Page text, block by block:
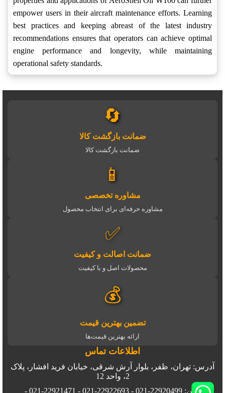
empower users in their aircraft maintenance efforts. Learning
best practices and keeping abreast of the latest industry
recommendations ensures that operators can achieve optimal
engine performance and longevity, while maintaining
operational safety standards.
🔄
ضمانت بازگشت کالا
ضمانت بازگشت کالا
📱
مشاوره تخصصی
مشاوره حرفه‌ای برای انتخاب محصول
✅
ضمانت اصالت و کیفیت
محصولات اصل و با کیفیت
💰
تضمین بهترین قیمت
ارائه بهترین قیمت‌ها
اطلاعات تماس
آدرس: تهران، ظفر، بلوار آرش شرقی، خیابان فرید افشار، پلاک
2، واحد 12
تلفن: 22920499-021 - 22922693-021 - 22921471-021 -